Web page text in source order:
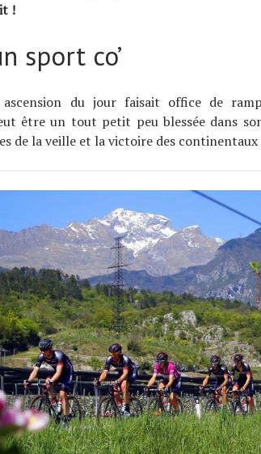
!
sport co’
ascension du jour faisait office de
être un tout petit peu blessée dans
de la veille et la victoire des